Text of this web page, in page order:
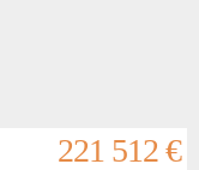
221 512 €